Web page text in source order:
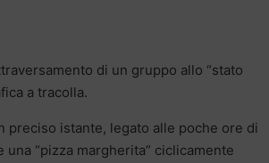
di un gruppo allo “stato
a tracolla.
preciso istante, legato alle poche ore di
“pizza margherita” ciclicamente